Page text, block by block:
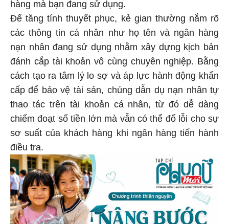
hàng mà bạn đang sử dụng.
Để tăng tính thuyết phục, kẻ gian thường nắm rõ
các thông tin cá nhân như họ tên và ngân hàng
nạn nhân đang sử dụng nhằm xây dựng kịch bản
đánh cắp tài khoản vô cùng chuyên nghiệp. Bằng
cách tạo ra tâm lý lo sợ và áp lực hành động khẩn
cấp để bảo vệ tài sản, chúng dẫn dụ nạn nhân tự
thao tác trên tài khoản cá nhân, từ đó dễ dàng
chiếm đoạt số tiền lớn mà vẫn có thể đổ lỗi cho sự
sơ suất của khách hàng khi ngân hàng tiến hành
điều tra.